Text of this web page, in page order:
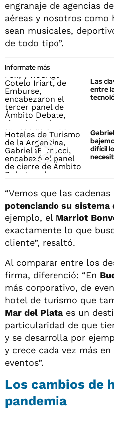
engranaje de agencias
aéreas y nosotros como
sean musicales,
de todo tipo”.
Informate más
Las
entre
difícil
“Vemos que las
potenciando su sistema
ejemplo, el Marriot
exactamente lo que
cliente”, resaltó.
Al comparar entre los
firma, diferenció: “En
más corporativo, de
hotel de turismo que
Mar del Plataes un
particularidad de que
y se desarrolla por
y crece cada vez más
eventos”.
Los cambios de
pandemia